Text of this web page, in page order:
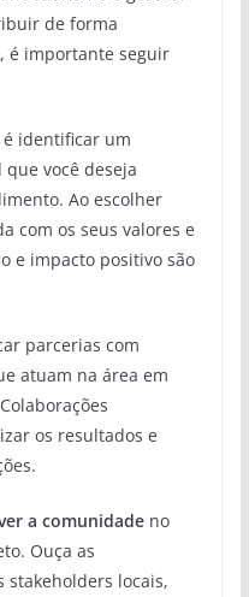
de forma
é importante seguir
identificar um
você deseja
Ao escolher
com os seus valores e
e impacto positivo são
parcerias com
atuam na área em
os resultados e
a comunidadeno
Ouça as
stakeholders locais,